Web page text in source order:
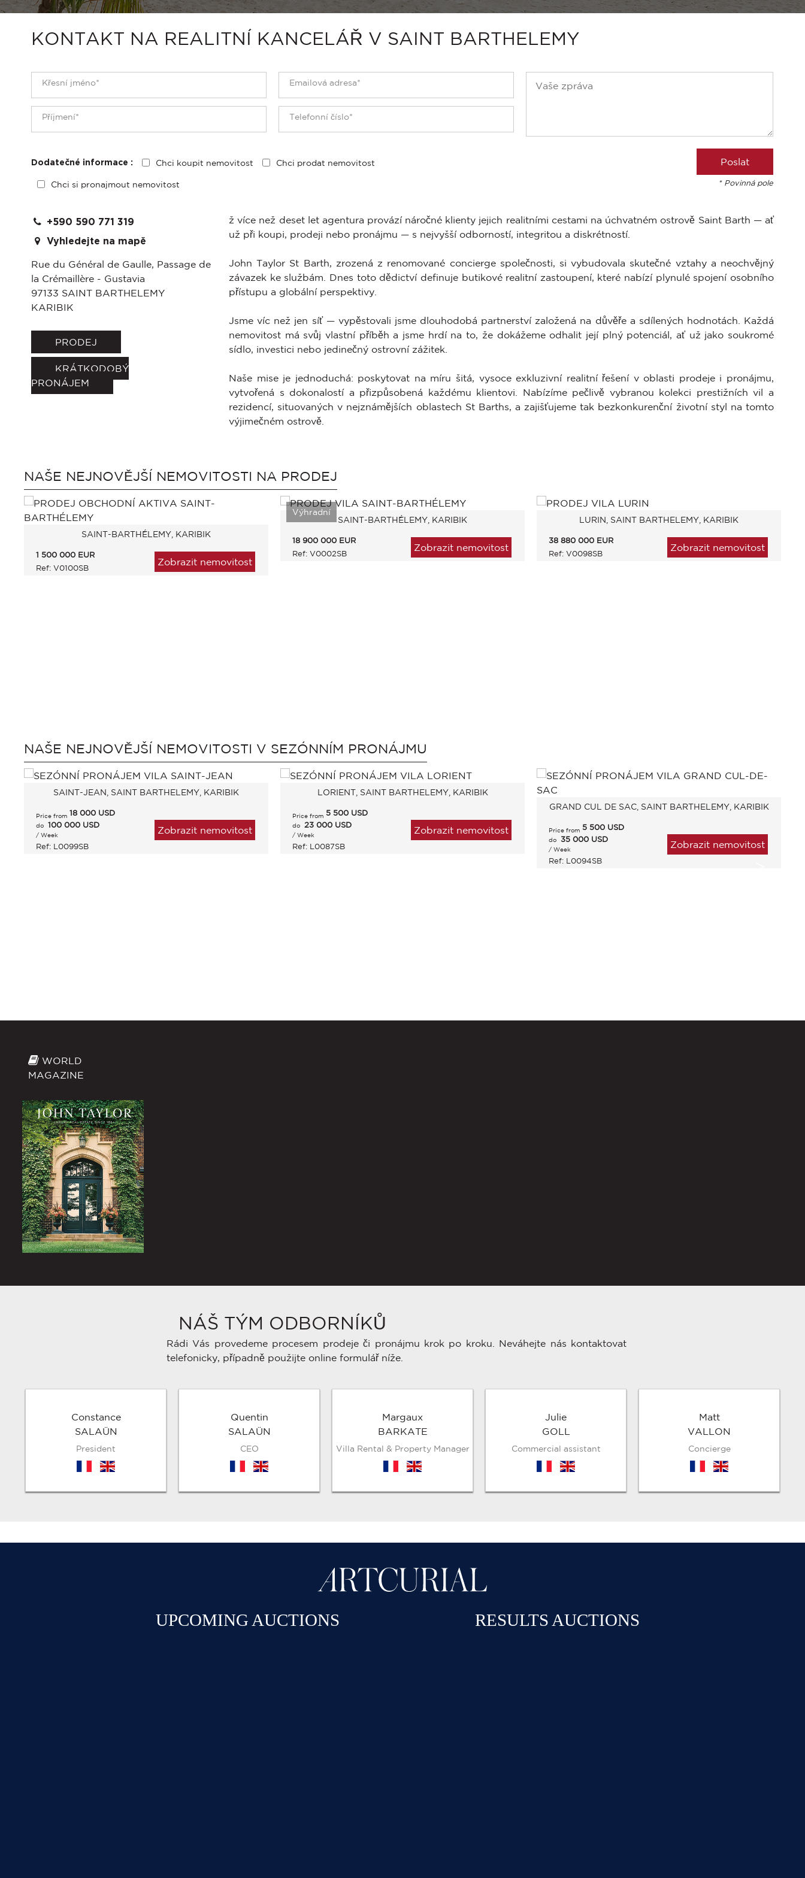
KONTAKT NA REALITNÍ KANCELÁŘ V SAINT BARTHELEMY
Dodatečné informace : Chci koupit nemovitost Chci prodat nemovitost
Chci si pronajmout nemovitost * Povinná pole
+590 590 771 319
Vyhledejte na mapě
Rue du Général de Gaulle, Passage de
la Crémaillère - Gustavia
97133 SAINT BARTHELEMY
KARIBIK
PRODEJ
KRÁTKODOBÝ
PRONÁJEM
ž více než deset let agentura provází náročné klienty jejich realitními cestami na úchvatném ostrově Saint Barth — ať
už při koupi, prodeji nebo pronájmu — s nejvyšší odborností, integritou a diskrétností.
John Taylor St Barth, zrozená z renomované concierge společnosti, si vybudovala skutečné vztahy a neochvějný
závazek ke službám. Dnes toto dědictví definuje butikové realitní zastoupení, které nabízí plynulé spojení osobního
přístupu a globální perspektivy.
Jsme víc než jen síť — vypěstovali jsme dlouhodobá partnerství založená na důvěře a sdílených hodnotách. Každá
nemovitost má svůj vlastní příběh a jsme hrdí na to, že dokážeme odhalit její plný potenciál, ať už jako soukromé
sídlo, investici nebo jedinečný ostrovní zážitek.
Naše mise je jednoduchá: poskytovat na míru šitá, vysoce exkluzivní realitní řešení v oblasti prodeje i pronájmu,
vytvořená s dokonalostí a přizpůsobená každému klientovi. Nabízíme pečlivě vybranou kolekci prestižních vil a
rezidencí, situovaných v nejznámějších oblastech St Barths, a zajišťujeme tak bezkonkurenční životní styl na tomto
výjimečném ostrově.
NAŠE NEJNOVĚJŠÍ NEMOVITOSTI NA PRODEJ
SAINT-BARTHÉLEMY, KARIBIK
1 500 000 EUR
Ref: V0100SB
Zobrazit nemovitost
Výhradní
SAINT-BARTHÉLEMY, KARIBIK
18 900 000 EUR
Ref: V0002SB
Zobrazit nemovitost
LURIN, SAINT BARTHELEMY, KARIBIK
38 880 000 EUR
Ref: V0098SB
Zobrazit nemovitost
NAŠE NEJNOVĚJŠÍ NEMOVITOSTI V SEZÓNNÍM PRONÁJMU
SAINT-JEAN, SAINT BARTHELEMY, KARIBIK
Price from 18 000 USD
do 100 000 USD
/ Week
Ref: L0099SB
Zobrazit nemovitost
LORIENT, SAINT BARTHELEMY, KARIBIK
Price from 5 500 USD
do 23 000 USD
/ Week
Ref: L0087SB
Zobrazit nemovitost
GRAND CUL DE SAC, SAINT BARTHELEMY, KARIBIK
Price from 5 500 USD
do 35 000 USD
/ Week
Ref: L0094SB
Zobrazit nemovitost
WORLD
MAGAZINE
NÁŠ TÝM ODBORNÍKŮ
Rádi Vás provedeme procesem prodeje či pronájmu krok po kroku. Neváhejte nás kontaktovat
telefonicky, případně použijte online formulář níže.
Constance
SALAÜN
President
en
Quentin
SALAÜN
CEO
en
Margaux
BARKATE
Villa Rental & Property Manager
en
Julie
GOLL
Commercial assistant
en
Matt
VALLON
Concierge
en
UPCOMING AUCTIONS RESULTS AUCTIONS